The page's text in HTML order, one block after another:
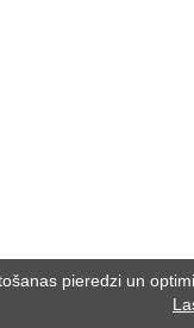
pieredzi un